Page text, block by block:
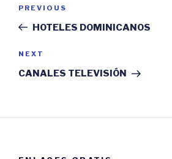
Previous
Post
PREVIOUS
HOTELES DOMINICANOS
Next
Post
NEXT
CANALES TELEVISIÓN